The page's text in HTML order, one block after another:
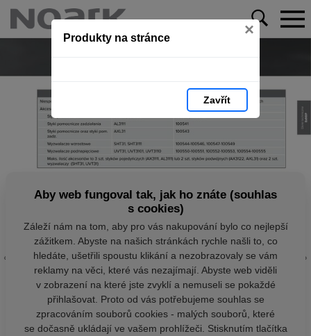
Produkty na stránce ×
Zavřít
Aby web fungoval tak, jak ho znáte (souhlas
s cookies)
Záleží nám na tom, aby pro vás nakupování bylo co nejlepší
zážitkem. Abyste na našich stránkách rychle našli to, co
hledáte, ušetřili spoustu klikání a nezobrazovaly se vám
reklamy na věci, které vás nezajímají. Abyste web viděli
v zobrazení na které jste zvyklí a nemuseli se pokaždé
přihlašovat. Proto od vás potřebujeme souhlas se
zpracováním souborů cookies - malých souborů, které
se dočasně ukládají ve vašem prohlížeči. Stisknutím tlačítka